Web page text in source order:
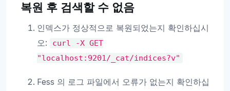
복원 후 검색할 수 없음
인덱스가 정상적으로 복원되었는지 확인하십시
오:
curl -X GET
"localhost:9201/_cat/indices?v"
Fess 의 로그 파일에서 오류가 없는지 확인하십